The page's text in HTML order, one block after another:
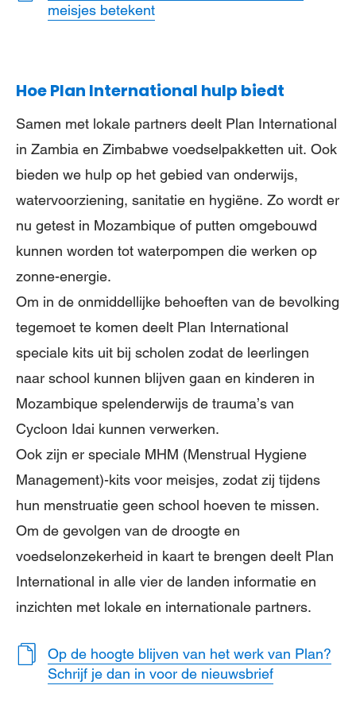
meisjes betekent
Hoe Plan International hulp biedt
Samen met lokale partners deelt Plan International
in Zambia en Zimbabwe voedselpakketten uit. Ook
bieden we hulp op het gebied van onderwijs,
watervoorziening, sanitatie en hygiëne. Zo wordt er
nu getest in Mozambique of putten omgebouwd
kunnen worden tot waterpompen die werken op
zonne-energie.
Om in de onmiddellijke behoeften van de bevolking
tegemoet te komen deelt Plan International
speciale kits uit bij scholen zodat de leerlingen
naar school kunnen blijven gaan en kinderen in
Mozambique spelenderwijs de trauma’s van
Cycloon Idai kunnen verwerken.
Ook zijn er speciale MHM (Menstrual Hygiene
Management)-kits voor meisjes, zodat zij tijdens
hun menstruatie geen school hoeven te missen.
Om de gevolgen van de droogte en
voedselonzekerheid in kaart te brengen deelt Plan
International in alle vier de landen informatie en
inzichten met lokale en internationale partners.
Op de hoogte blijven van het werk van Plan?
Schrijf je dan in voor de nieuwsbrief